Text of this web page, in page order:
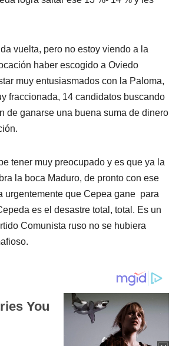
vuelta, pero no estoy viendo a la
haber escogido a Oviedo
muy entusiasmados con la Paloma,
fraccionada, 14 candidatos buscando
ganarse una buena suma de dinero
tener muy preocupado y es que ya la
la boca Maduro, de pronto con ese
urgentemente que Cepea gane para
es el desastre total, total. Es un
Comunista ruso no se hubiera